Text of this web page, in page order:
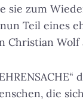
sie zum
Teil eines
Christian Wolf
die